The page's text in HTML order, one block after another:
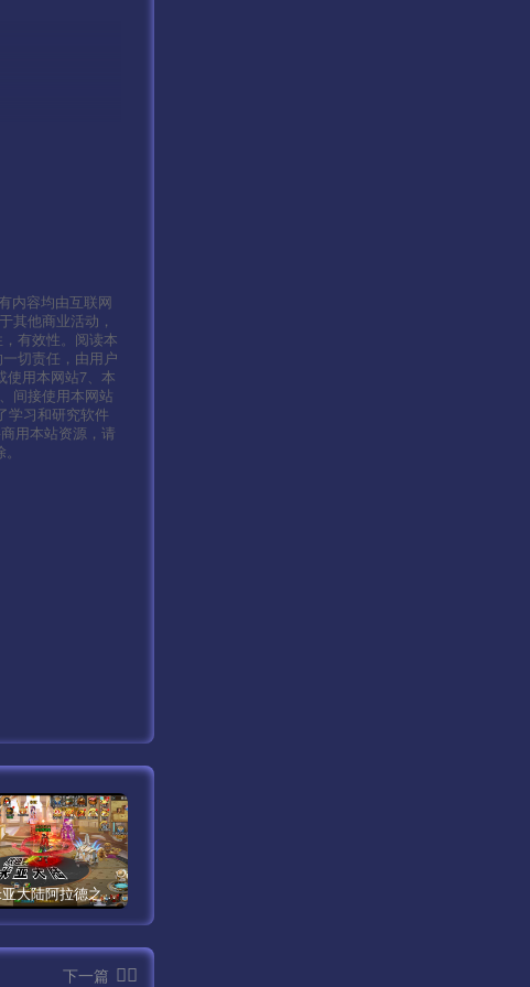
内容均由互联网
其他商业活动，
有效性。阅读本
切责任，由用户
使用本网站7、本
间接使用本网站
学习和研究软件
用本站资源，请
【米亚大陆阿拉德之怒三觉醒版本】经典横版格斗闯关剧情手游最新打包Linux服务端源码视频架设教程-安卓苹果IOS双端版本-完善总运营后台-完整全功能GM授权后台-附带整套表格！
下一篇